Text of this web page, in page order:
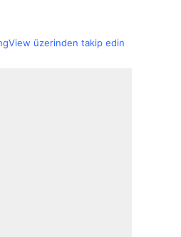
üzerinden takip edin